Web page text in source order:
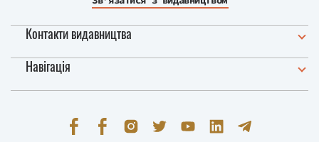
Контакти видавництва
Навігація